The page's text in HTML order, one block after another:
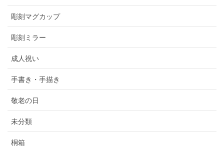
彫刻マグカップ
彫刻ミラー
成人祝い
手書き・手描き
敬老の日
未分類
桐箱